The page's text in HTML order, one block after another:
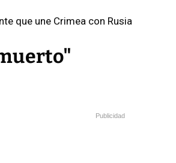
que une Crimea con Rusia
Publicidad